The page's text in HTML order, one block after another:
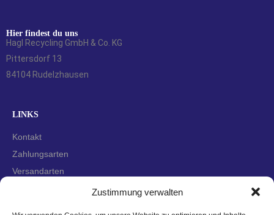
Zustimmung verwalten
Hier findest du uns
Hagl Recycling GmbH & Co. KG
Pittersdorf 13
84104 Rudelzhausen
LINKS
Kontakt
Zahlungsarten
Versandarten